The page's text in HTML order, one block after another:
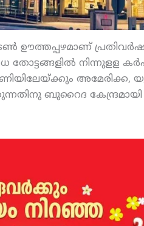
ഊത്തപ്പഴമാണ് പ്രതിവര്‍ഷം
തോട്ടങ്ങളില്‍
അമേരിക്ക,
ബുറൈദ